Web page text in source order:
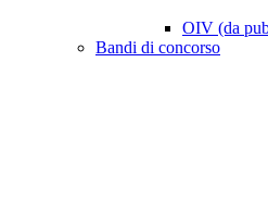
OIV (da
Bandi di concorso